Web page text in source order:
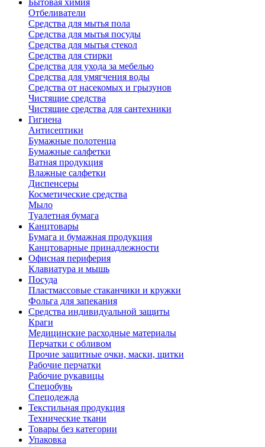
Бытовая химия
Отбеливатели
Средства для мытья пола
Средства для мытья посуды
Средства для мытья стекол
Средства для стирки
Средства для ухода за мебелью
Средства для умягчения воды
Средства от насекомых и грызунов
Чистящие средства
Чистящие средства для сантехники
Гигиена
Антисептики
Бумажные полотенца
Бумажные салфетки
Ватная продукция
Влажные салфетки
Диспенсеры
Косметические средства
Мыло
Туалетная бумага
Канцтовары
Бумага и бумажная продукция
Канцтоварные принадлежности
Офисная периферия
Клавиатура и мышь
Посуда
Пластмассовые стаканчики и кружки
Фольга для запекания
Средства индивидуальной защиты
Краги
Медицинские расходные материалы
Перчатки с обливом
Прочие защитные очки, маски, щитки
Рабочие перчатки
Рабочие рукавицы
Спецобувь
Спецодежда
Текстильная продукция
Технические ткани
Товары без категории
Упаковка